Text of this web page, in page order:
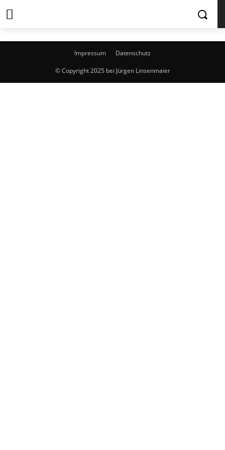
Impressum Datenschutz
© Copyright 2025 bei Jürgen Linsenmaier